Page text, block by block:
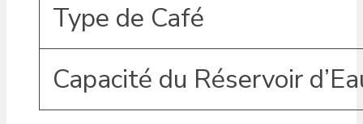
Type de Café
Capacité du Réservoir